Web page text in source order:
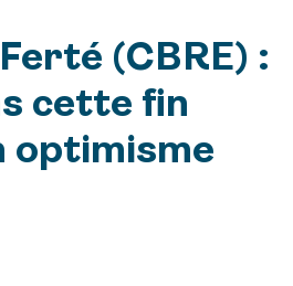
(CBRE) :
cette fin
optimisme